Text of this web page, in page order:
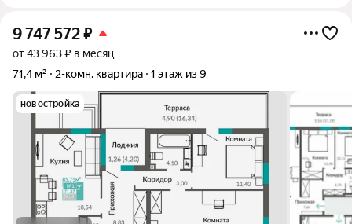
9 747 572₽
от 43 963 ₽ в месяц
71,4 м²
2-комн. квартира 1 этаж из 9
новостройка